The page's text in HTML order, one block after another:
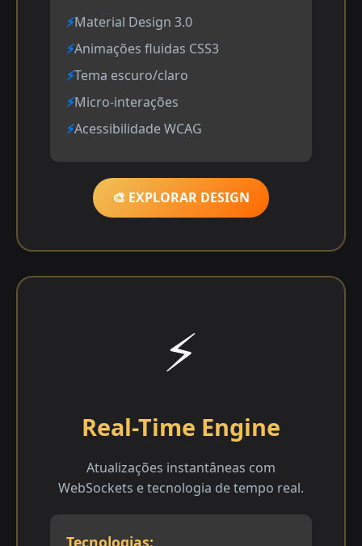
Material Design 3.0
Animações fluidas CSS3
Tema escuro/claro
Micro-interações
Acessibilidade WCAG
🎨 EXPLORAR DESIGN
⚡
Real-Time Engine
Atualizações instantâneas com
WebSockets e tecnologia de tempo real.